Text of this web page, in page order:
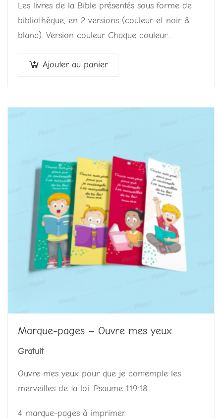
Les livres de la Bible présentés sous forme de
bibliothèque, en 2 versions (couleur et noir &
blanc). Version couleur Chaque couleur
Ajouter au panier
Marque-pages – Ouvre mes yeux
Gratuit
Ouvre mes yeux pour que je contemple les
merveilles de ta loi. Psaume 119:18
4 marque-pages à imprimer.